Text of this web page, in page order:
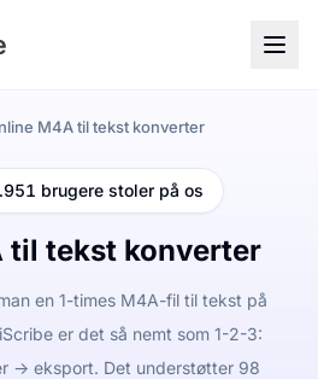
M4A til tekst konverter
brugere stoler på os
til tekst konverter
en 1-times M4A-fil til tekst på
er det så nemt som 1-2-3:
-> eksport. Det understøtter 98